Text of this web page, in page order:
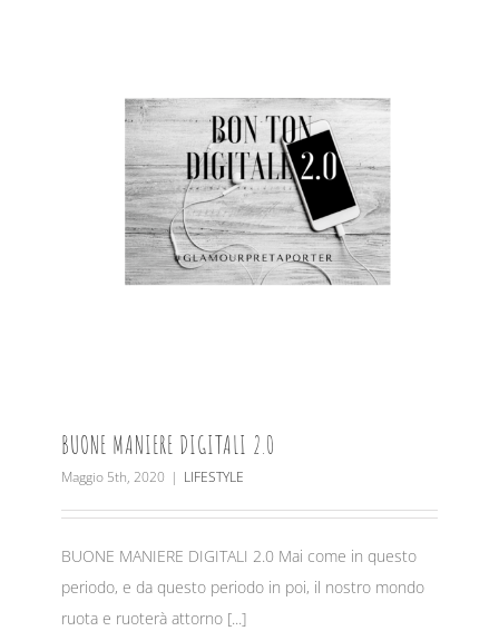
BUONE MANIERE DIGITALI 2.0
Maggio 5th, 2020 | LIFESTYLE
BUONE MANIERE DIGITALI 2.0 Mai come in questo
periodo, e da questo periodo in poi, il nostro mondo
ruota e ruoterà attorno [...]